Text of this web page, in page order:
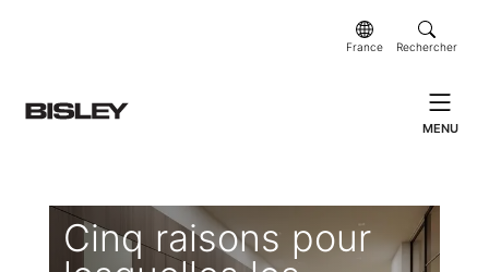
France Rechercher
MENU
Cinq raisons pour